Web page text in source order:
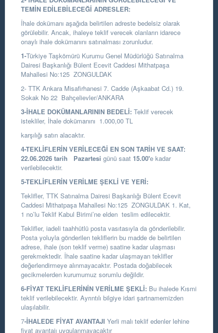
TEMİN EDİLEBİLECEĞİ ADRESLER:
İhale dokümanı aşağıda belirtilen adreste bedelsiz olarak
görülebilir. Ancak, ihaleye teklif verecek olanların idarece
onaylı ihale dokümanını satınalması zorunludur.
1-Türkiye Taşkömürü Kurumu Genel Müdürlüğü Satınalma
Dairesi Başkanlığı Bülent Ecevit Caddesi Mithatpaşa
Mahallesi No:125 ZONGULDAK
2- TTK Ankara Misafirhanesi 7. Cadde (Aşkaabat Cd.) 19.
Sokak No 22 Bahçelievler/ANKARA
3-İHALE DOKÜMANLARININ BEDELİ: Teklif verecek
istekliler, İhale dokümanını 1.000,00 TL
karşılığı satın alacaktır.
4-TEKLİFLERİN VERİLECEĞİ EN SON TARİH VE SAAT:
22.06.2026 tarih Pazartesi günü saat 15.00'e kadar
verilebilecektir.
5-TEKLİFLERİN VERİLME ŞEKLİ VE YERİ:
Teklifler, TTK Satınalma Dairesi Başkanlığı Bülent Ecevit
Caddesi Mithatpaşa Mahallesi No:125 ZONGULDAK 1. Kat,
1 no’lu Teklif Kabul Birimi’ne elden teslim edilecektir.
Teklifler, iadeli taahhütlü posta vasıtasıyla da gönderilebilir.
Posta yoluyla gönderilen tekliflerin bu madde de belirtilen
adrese, ihale (son teklif verme) saatine kadar ulaşması
gerekmektedir. İhale saatine kadar ulaşmayan teklifler
değerlendirmeye alınmayacaktır. Postada doğabilecek
gecikmelerden kurumumuz sorumlu değildir.
6-FİYAT TEKLİFLERİNİN VERİLME ŞEKLİ: Bu ihalede Kısmi
teklif verilebilecektir. Ayrıntılı bilgiye idari şartnamemizden
ulaşılabilir.
7-İHALEDE FİYAT AVANTAJI Yerli malı teklif edenler lehine
fiyat avantajı uygulanmayacaktır